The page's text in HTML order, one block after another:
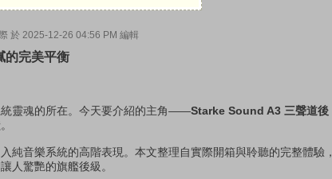
於 2025-12-26 04:56 PM 編輯
的完美平衡
統靈魂的所在。今天要介紹的主角——Starke Sound A3 三聲道後
純音樂系統的高階表現。本文整理自實際開箱與聆聽的完整體驗，
人驚艷的旗艦後級。